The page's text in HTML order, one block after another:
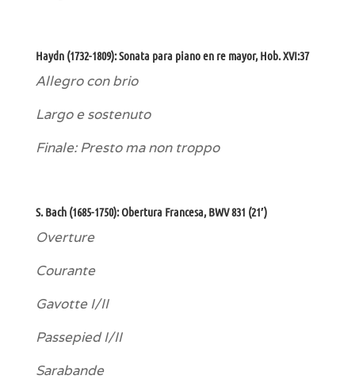
Haydn (1732-1809): Sonata para piano en re mayor, Hob. XVI:37
Allegro con brio
Largo e sostenuto
Finale: Presto ma non troppo
S. Bach (1685-1750): Obertura Francesa, BWV 831 (21′)
Overture
Courante
Gavotte I/II
Passepied I/II
Sarabande